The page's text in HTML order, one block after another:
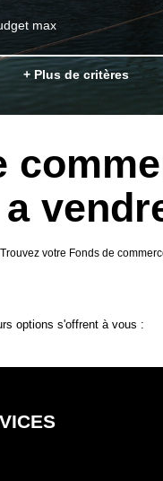
+ Plus de critères
votre Fonds de
options s'offrent à vous :